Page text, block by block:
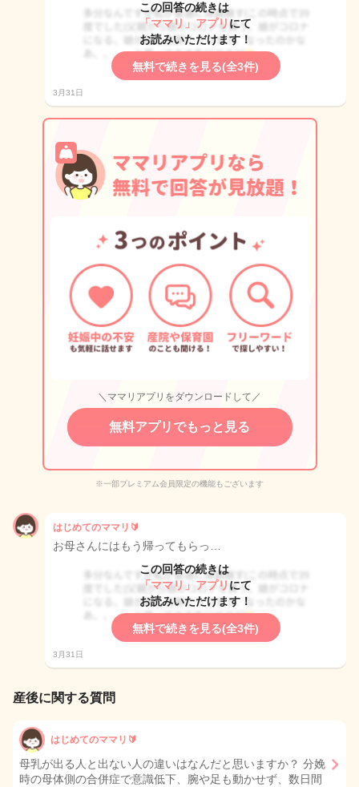
この回答の続きは
「ママリ」アプリ にて
お読みいただけます！
無料で続きを見る(全3件)
3月31日
＼ママリアプリをダウンロードして／
無料アプリでもっと見る
※一部プレミアム会員限定の機能もございます
はじめてのママリ🔰
お母さんにはもう帰ってもらっ…
この回答の続きは
「ママリ」アプリ にて
お読みいただけます！
無料で続きを見る(全3件)
3月31日
産後に関する質問
はじめてのママリ🔰
母乳が出る人と出ない人の違いはなんだと思いますか？ 分娩
時の母体側の合併症で意識低下、腕や足も動かせず、数日間